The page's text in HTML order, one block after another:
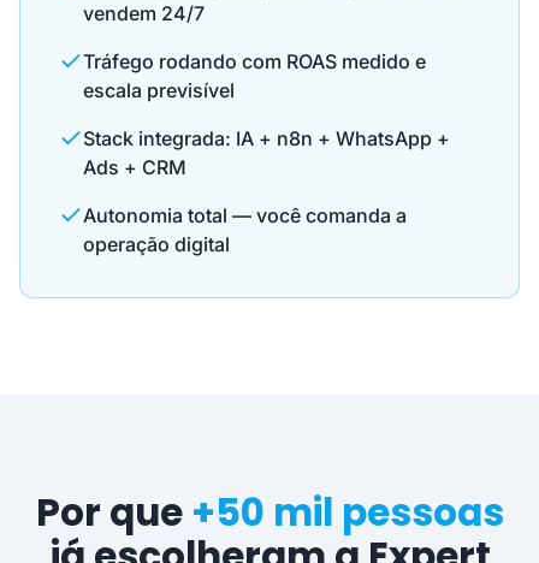
vendem 24/7
Tráfego rodando com ROAS medido e
escala previsível
Stack integrada: IA + n8n + WhatsApp +
Ads + CRM
Autonomia total — você comanda a
operação digital
Por que +50 mil pessoas